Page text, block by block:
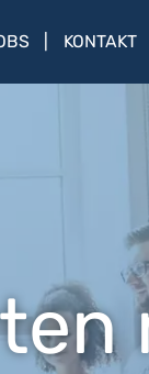
KONTAKT